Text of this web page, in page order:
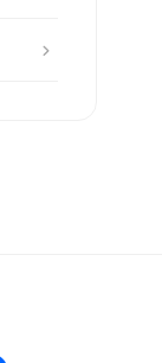
menu_right